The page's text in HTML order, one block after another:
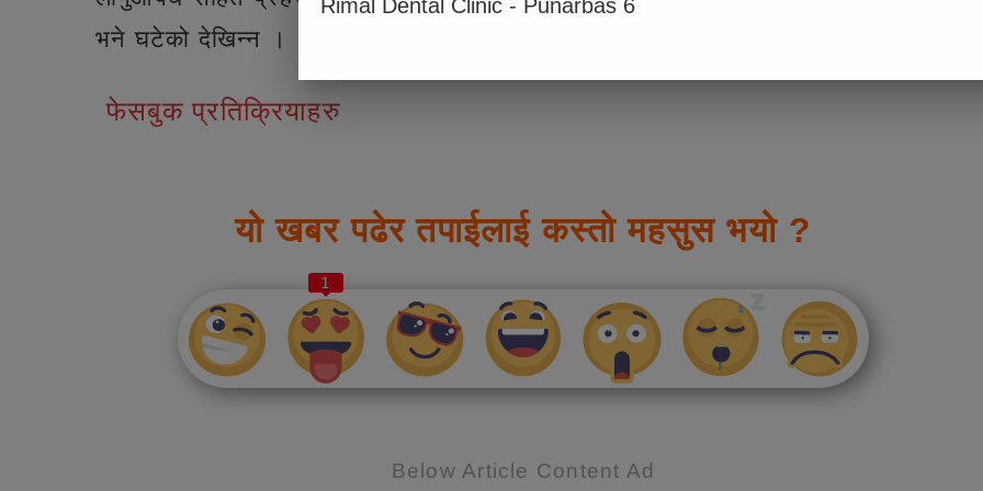
भने घटेको देखिन्न ।
फेसबुक प्रतिक्रियाहरु
यो खबर पढेर तपाईलाई कस्तो महसुस भयो ?
1
Below Article Content Ad
Rimal Dental Clinic - Punarbas 6